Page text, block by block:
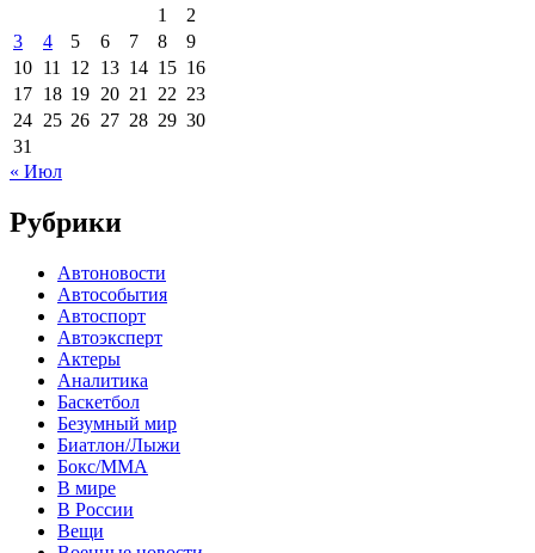
1
2
3
4 5 6 7 8
9
10 11 12 13 14 15 16
17 18 19 20 21 22 23
24 25 26 27 28 29 30
31
« Июл
Рубрики
Автоновости
Автособытия
Автоспорт
Автоэксперт
Актеры
Аналитика
Баскетбол
Безумный мир
Биатлон/Лыжи
Бокс/MMA
В мире
В России
Вещи